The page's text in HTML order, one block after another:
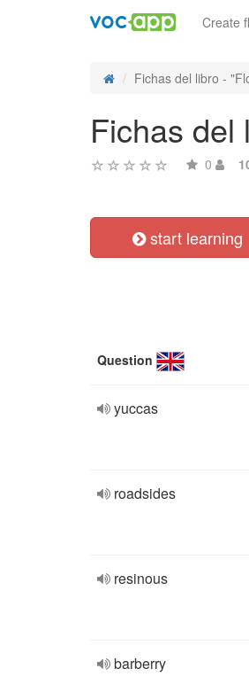
Create
Fichas del libro -
Fichas del
0
start learning
Question
yuccas
roadsides
resinous
barberry